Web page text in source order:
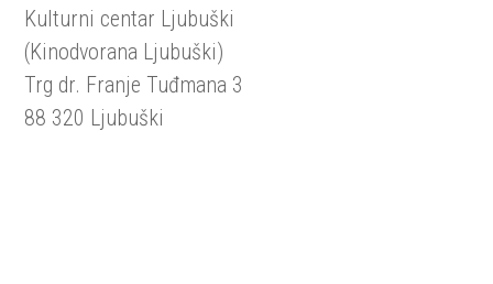
Kulturni centar Ljubuški
(Kinodvorana Ljubuški)
Trg dr. Franje Tuđmana 3
88 320 Ljubuški